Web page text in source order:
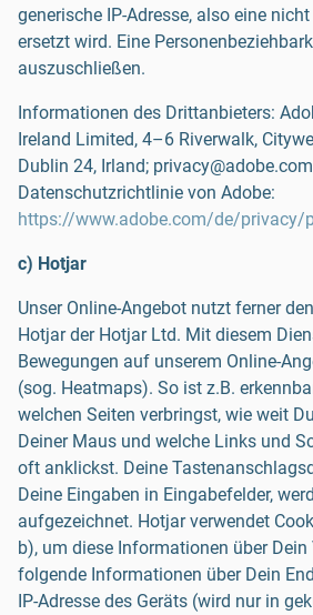
generische IP-Adresse, also eine
ersetzt wird. Eine
auszuschließen.
Informationen des Drittanbieters:
Ireland Limited, 4–6 Riverwalk,
Dublin 24, Irland;
Datenschutzrichtlinie von Adobe:
https://www.adobe.com/de/privacy/
c) Hotjar
Unser Online-Angebot nutzt ferner
Hotjar der Hotjar Ltd. Mit diesem
Bewegungen auf unserem Online-
(sog. Heatmaps). So ist z.B.
welchen Seiten verbringst, wie weit
Deiner Maus und welche Links und
oft anklickst. Deine
Deine Eingaben in Eingabefelder,
aufgezeichnet. Hotjar verwendet
b), um diese Informationen über
folgende Informationen über Dein
IP-Adresse des Geräts (wird nur in